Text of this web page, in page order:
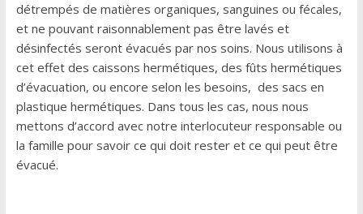
détrempés de matières organiques, sanguines ou fécales,
et ne pouvant raisonnablement pas être lavés et
désinfectés seront évacués par nos soins. Nous utilisons à
cet effet des caissons hermétiques, des fûts hermétiques
d’évacuation, ou encore selon les besoins, des sacs en
plastique hermétiques. Dans tous les cas, nous nous
mettons d’accord avec notre interlocuteur responsable ou
la famille pour savoir ce qui doit rester et ce qui peut être
évacué.